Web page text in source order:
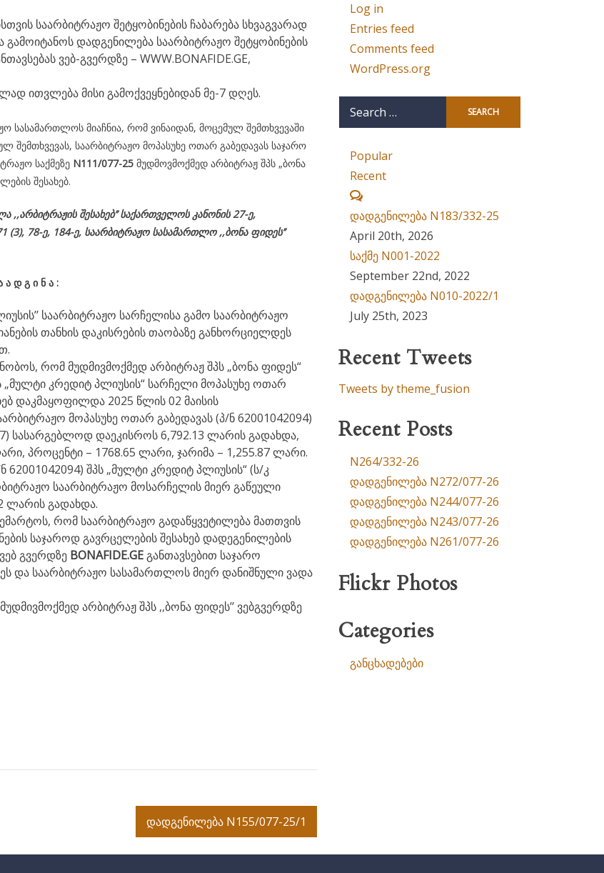
საარბიტრაჟო შეტყობინების ჩაბარება სხვაგვარად
დადგენილება საარბიტრაჟო შეტყობინების
ვებ-გვერდზე – WWW.BONAFIDE.GE,
ითვლება მისი გამოქვეყნებიდან მე-7 დღეს.
სასამართლოს მიაჩნია, რომ ვინაიდან, მოცემულ შემთხვევაში
შემთხვევას, საარბიტრაჟო მოპასუხე ოთარ გაბედავას საჯარო
საქმეზე N111/077-25 მუდმოვმოქმედ არბიტრაჟ შპს „ბონა
შესახებ.
,,არბიტრაჟის შესახებ’’ საქართველოს კანონის 27-ე,
(3), 78-ე, 184-ე, საარბიტრაჟო სასამართლო ,,ბონა ფიდეს’’
ა დ გ ი ნ ა :
საარბიტრაჟო სარჩელისა გამო საარბიტრაჟო
თანხის დაკისრების თაობაზე განხორციელდეს
რომ მუდმივმოქმედ არბიტრაჟ შპს „ბონა ფიდეს“
„მულტი კრედიტ პლიუსის“ სარჩელი მოპასუხე ოთარ
დაკმაყოფილდა 2025 წლის 02 მაისის
მოპასუხე ოთარ გაბედავას (პ/ნ 62001042094)
სასარგებლოდ დაეკისროს 6,792.13 ლარის გადახდა,
პროცენტი – 1768.65 ლარი, ჯარიმა – 1,255.87 ლარი.
შპს „მულტი კრედიტ პლიუსის“ (ს/კ
საარბიტრაჟო მოსარჩელის მიერ გაწეული
ლარის გადახდა.
რომ საარბიტრაჟო გადაწყვეტილება მათთვის
საჯაროდ გავრცელების შესახებ დადეგენილების
გვერდზე BONAFIDE.GEგანთავსებით საჯარო
და საარბიტრაჟო სასამართლოს მიერ დანიშნული ვადა
არბიტრაჟ შპს ,,ბონა ფიდეს’’ ვებგვერდზე
დადგენილება N155/077-25/1
Log in
Entries feed
Comments feed
WordPress.org
Popular
Recent
Comments
დადგენილება N183/332-25
April 20th, 2026
საქმე N001-2022
September 22nd, 2022
დადგენილება N010-2022/1
July 25th, 2023
Recent Tweets
Tweets by theme_fusion
Recent Posts
N264/332-26
დადგენილება N272/077-26
დადგენილება N244/077-26
დადგენილება N243/077-26
დადგენილება N261/077-26
Flickr Photos
Categories
განცხადებები